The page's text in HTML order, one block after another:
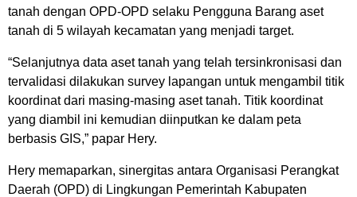
tanah dengan OPD-OPD selaku Pengguna Barang aset
tanah di 5 wilayah kecamatan yang menjadi target.
“Selanjutnya data aset tanah yang telah tersinkronisasi dan
tervalidasi dilakukan survey lapangan untuk mengambil titik
koordinat dari masing-masing aset tanah. Titik koordinat
yang diambil ini kemudian diinputkan ke dalam peta
berbasis GIS,” papar Hery.
Hery memaparkan, sinergitas antara Organisasi Perangkat
Daerah (OPD) di Lingkungan Pemerintah Kabupaten